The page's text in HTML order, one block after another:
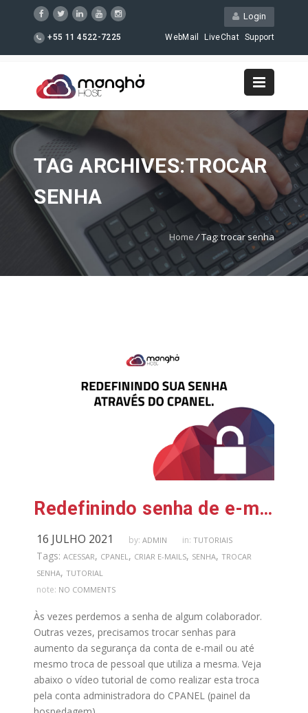
Login
+55 11 4522-7225 WebMail LiveChat Support
TAG ARCHIVES:TROCAR
SENHA
Home /Tag: trocar senha
Redefinindo senha de e-mail através do cpanel
16 JULHO 2021 by: ADMIN in: TUTORIAIS
Tags: ACESSAR, CPANEL, CRIAR E-MAILS, SENHA, TROCAR
SENHA, TUTORIAL
note: NO COMMENTS
Às vezes perdemos a senha de algum colaborador.
Outras vezes, precisamos trocar senhas para
aumento da segurança da conta de e-mail ou até
mesmo troca de pessoal que utiliza a mesma. Veja
abaixo o vídeo tutorial de como realizar esta troca
pela conta administradora do CPANEL (painel da